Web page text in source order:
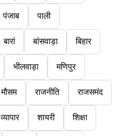
पंजाब पाली
बारां बांसवाड़ा बिहार
भीलवाड़ा मणिपुर
मौसम राजनीति राजसमंद
व्यापार शायरी शिक्षा